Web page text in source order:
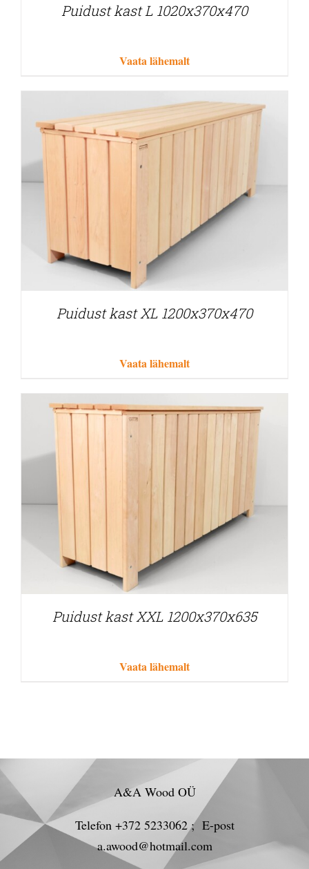
Puidust kast L 1020x370x470
Vaata lähemalt
Puidust kast XL 1200x370x470
Vaata lähemalt
Puidust kast XXL 1200x370x635
Vaata lähemalt
A&A Wood OÜ
Telefon +372 5233062 ; E-post
a.awood@hotmail.com